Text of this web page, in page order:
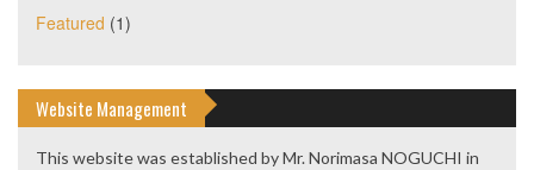
Featured (1)
Website Management
This website was established by Mr. Norimasa NOGUCHI in